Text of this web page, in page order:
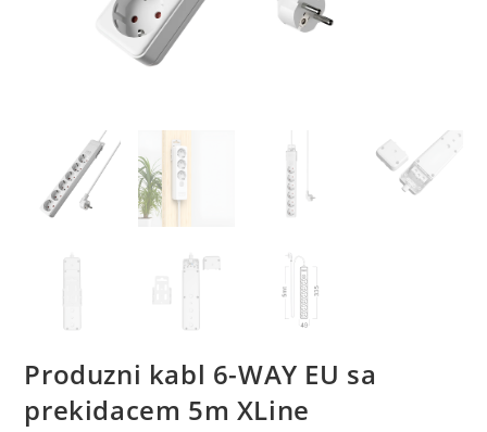
Produzni kabl 6-WAY EU sa
prekidacem 5m XLine